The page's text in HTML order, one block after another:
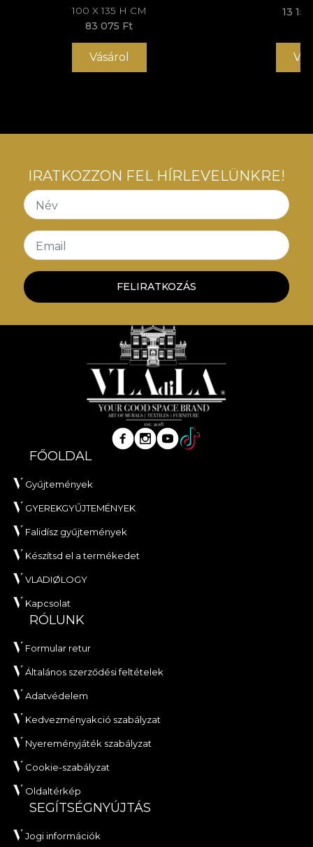
100 X 135 H CM
83 075 Ft
Vásárol
13
IRATKOZZON FEL HÍRLEVELÜNKRE!
Név
Email
FELIRATKOZÁS
FŐOLDAL
Gyűjtemények
GYEREKGYŰJTEMÉNYEK
Falidísz gyűjtemények
Készítsd el a termékedet
VLADIØLOGY
Kapcsolat
RÓLUNK
Formular retur
Általános szerződési feltételek
Adatvédelem
Kedvezményakció szabályzat
Nyereményjáték szabályzat
Cookie-szabályzat
Oldaltérkép
SEGÍTSÉGNYÚJTÁS
Jogi információk